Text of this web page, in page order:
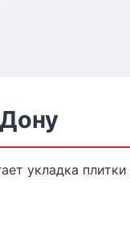
укладка